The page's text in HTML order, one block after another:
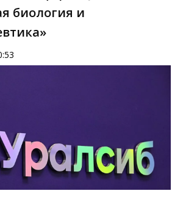
биология и